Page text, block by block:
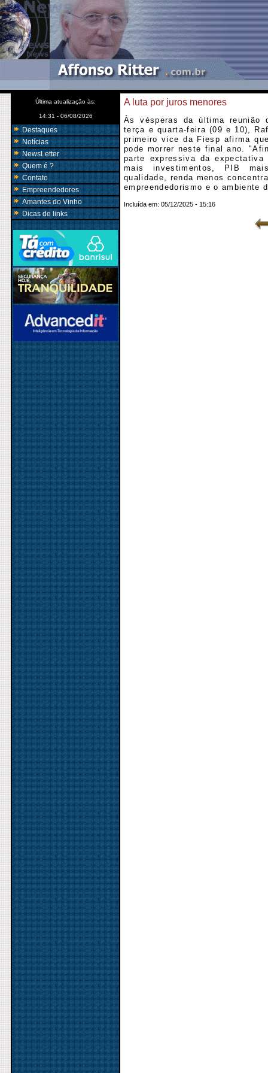
Última atualização às:
14:31 - 06/08/2026
Destaques
Notícias
NewsLetter
Quem é ?
Contato
Empreendedores
Amantes do Vinho
Dicas de links
A luta por juros menores
Às vésperas da última reunião
terça e quarta-feira (09 e 10),
primeiro vice da Fiesp afirma
pode morrer neste final ano.
parte expressiva da
mais investimentos, PIB
qualidade, renda menos
empreendedorismo e o ambiente
Incluída em: 05/12/2025 - 15:16